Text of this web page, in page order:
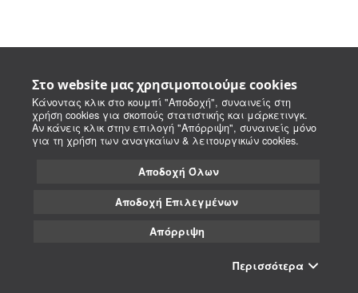
Στο website μας χρησιμοποιούμε cookies
Κάνοντας κλικ στο κουμπί "Αποδοχή", συναινείς στη
χρήση cookies για σκοπούς στατιστικής και μάρκετινγκ.
Αν κάνεις κλικ στην επιλογή "Απόρριψη", συναινείς μόνο
για τη χρήση των αναγκαίων & λειτουργικών cookies.
Αποδοχή Όλων
Αποδοχή Επιλεγμένων
Απόρριψη
Περισσότερα